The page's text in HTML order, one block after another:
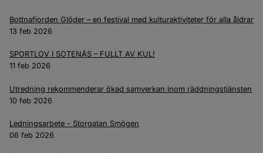
Bottnafjorden Glöder – en festival med kulturaktiviteter för alla åldrar
13 feb 2026
SPORTLOV I SOTENÄS – FULLT AV KUL!
11 feb 2026
Utredning rekommenderar ökad samverkan inom räddningstjänsten
10 feb 2026
Ledningsarbete - Storgatan Smögen
06 feb 2026